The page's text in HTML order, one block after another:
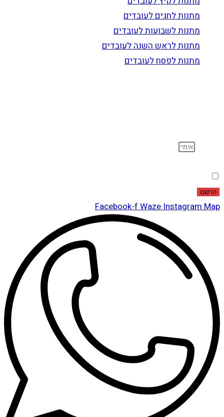
מתנות לחגים לעובדים
מתנות לשבועות לעובדים
מתנות לראש השנה לעובדים
מתנות לפסח לעובדים
הרשם
Facebook-f Waze Instagram Map